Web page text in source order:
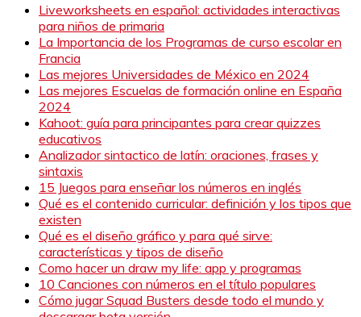
Liveworksheets en español: actividades interactivas
para niños de primaria
La Importancia de los Programas de curso escolar en
Francia
Las mejores Universidades de México en 2024
Las mejores Escuelas de formación online en España
2024
Kahoot: guía para principantes para crear quizzes
educativos
Analizador sintactico de latín: oraciones, frases y
sintaxis
15 Juegos para enseñar los números en inglés
Qué es el contenido curricular: definición y los tipos que
existen
Qué es el diseño gráfico y para qué sirve:
características y tipos de diseño
Como hacer un draw my life: app y programas
10 Canciones con números en el título populares
Cómo jugar Squad Busters desde todo el mundo y